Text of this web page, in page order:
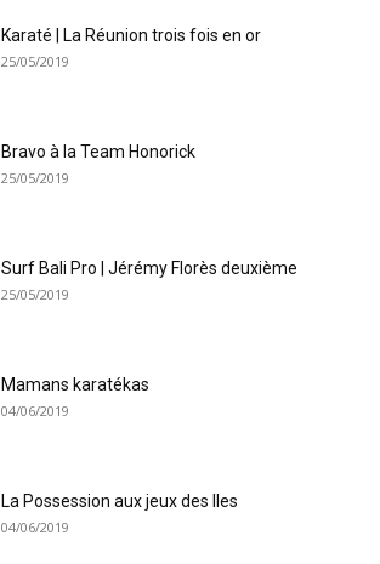
Karaté | La Réunion trois fois en or
25/05/2019
Bravo à la Team Honorick
25/05/2019
Surf Bali Pro | Jérémy Florès deuxième
25/05/2019
Mamans karatékas
04/06/2019
La Possession aux jeux des Iles
04/06/2019